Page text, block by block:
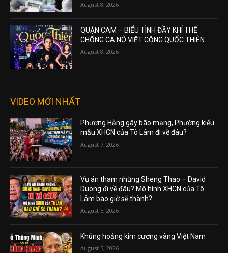
August 8, 2026
QUẬN CAM – BIỂU TÌNH ĐẦY KHÍ THẾ
CHỐNG CA NÔ VIỆT CỘNG QUỐC THIÊN
August 8, 2026
VIDEO MỚI NHẤT
Phương Hằng gây bão mạng, Phường kiểu
mẫu XHCN của Tô Lâm đi về đâu?
August 7, 2026
Vụ án tham nhũng Sheng Thao – David
Duong đi về đâu? Mô hình XHCN của Tô
Lâm bao giờ sẽ thành?
August 5, 2026
Khủng hoảng kim cương vàng Việt Nam
August 5, 2026